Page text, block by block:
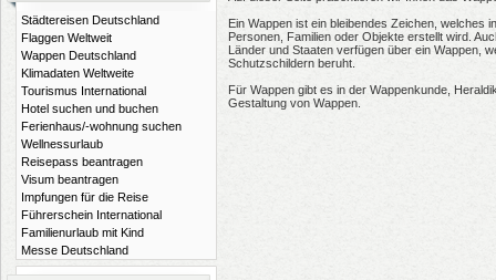
Städtereisen Deutschland
Flaggen Weltweit
Wappen Deutschland
Klimadaten Weltweite
Tourismus International
Hotel suchen und buchen
Ferienhaus/-wohnung suchen
Wellnessurlaub
Reisepass beantragen
Visum beantragen
Impfungen für die Reise
Führerschein International
Familienurlaub mit Kind
Messe Deutschland
Ein Wappen ist ein bleibendes Zeichen, welches
Personen, Familien oder Objekte erstellt wird.
Länder und Staaten verfügen über ein Wappen,
Schutzschildern beruht.
Für Wappen gibt es in der Wappenkunde,
Gestaltung von Wappen.